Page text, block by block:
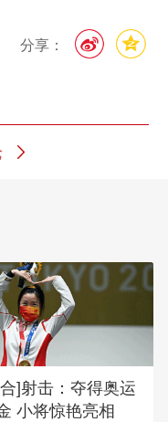
分享：
]射击：夺得奥运
小将惊艳亮相